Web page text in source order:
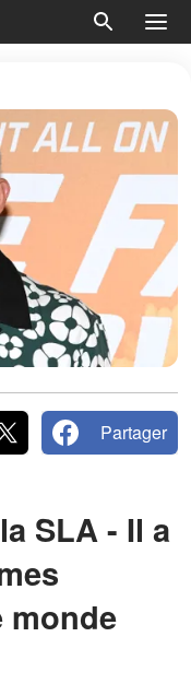
Partager
SLA - Il a
monde